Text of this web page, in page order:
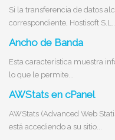
Si la transferencia de datos
correspondiente, Hostisoft
Ancho de Banda
Esta característica muestra
lo que le permite...
AWStats en cPanel
AWStats (Advanced Web
está accediendo a su sitio...